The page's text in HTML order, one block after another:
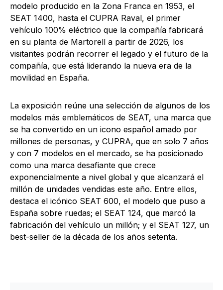
modelo producido en la Zona Franca en 1953, el
SEAT 1400, hasta el CUPRA Raval, el primer
vehículo 100% eléctrico que la compañía fabricará
en su planta de Martorell a partir de 2026, los
visitantes podrán recorrer el legado y el futuro de la
compañía, que está liderando la nueva era de la
movilidad en España.
La exposición reúne una selección de algunos de los
modelos más emblemáticos de SEAT, una marca que
se ha convertido en un icono español amado por
millones de personas, y CUPRA, que en solo 7 años
y con 7 modelos en el mercado, se ha posicionado
como una marca desafiante que crece
exponencialmente a nivel global y que alcanzará el
millón de unidades vendidas este año. Entre ellos,
destaca el icónico SEAT 600, el modelo que puso a
España sobre ruedas; el SEAT 124, que marcó la
fabricación del vehículo un millón; y el SEAT 127, un
best-seller de la década de los años setenta.